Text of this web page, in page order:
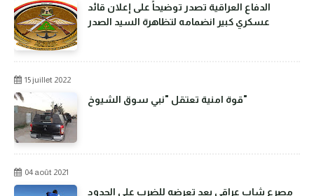
الدفاع العراقية تصدر توضيحاً على إعلان قائد
عسكري كبير انضمامه لتظاهرة السيد الصدر
15 juillet 2022
قوة امنية تعتقل "نبي سوق الشيوخ"
04 août 2021
مصرع شاب عراقي بعد تعرضه للضرب على الحدود